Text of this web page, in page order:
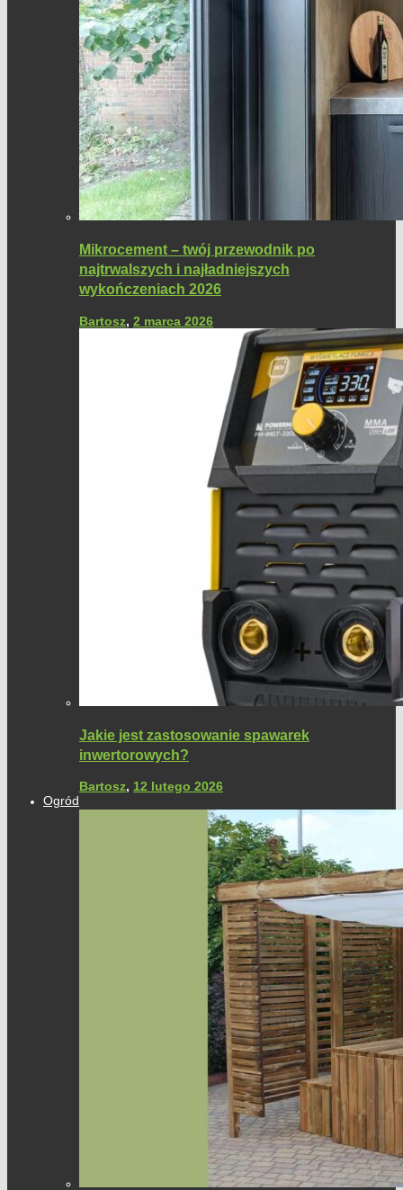
Mikrocement – twój przewodnik po
najtrwalszych i najładniejszych
wykończeniach 2026
Bartosz, 2 marca 2026
Jakie jest zastosowanie spawarek
inwertorowych?
Bartosz, 12 lutego 2026
Ogród